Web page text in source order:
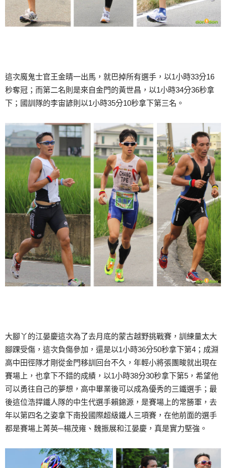
這次魔鬼士官王金晴一出馬，就巴掉所有選手，以1小時33分16
秒奪冠；而第二名則是來自金門的黃世昌，以1小時34分36秒拿
下；國訓隊的李宙諺則以1小時35分10秒拿下第三名。
大腳丫的江晏慶這次為了去月底的蒙古越野挑戰賽，訓練量太大
腳踝受傷，這次負傷參加，還是以1小時36分50秒拿下第4；成淵
高中田徑隊才剛從金門移訓回台不久，年輕小將張團畯就出現在
賽場上，也拿下不錯的成績，以1小時38分30秒拿下第5，希望他
可以勇往自己的夢想，高中畢業後可以成為優秀的三鐵選手；最
後這位浩捍鐵人隊的中生代選手賴錦源，是賽場上的常勝軍，去
年以第四名之姿拿下南投國際超級鐵人三項賽，在他前面的選手
都是賽場上菁英─楊茂雍、魏振展和江晏慶，真是實力堅強。